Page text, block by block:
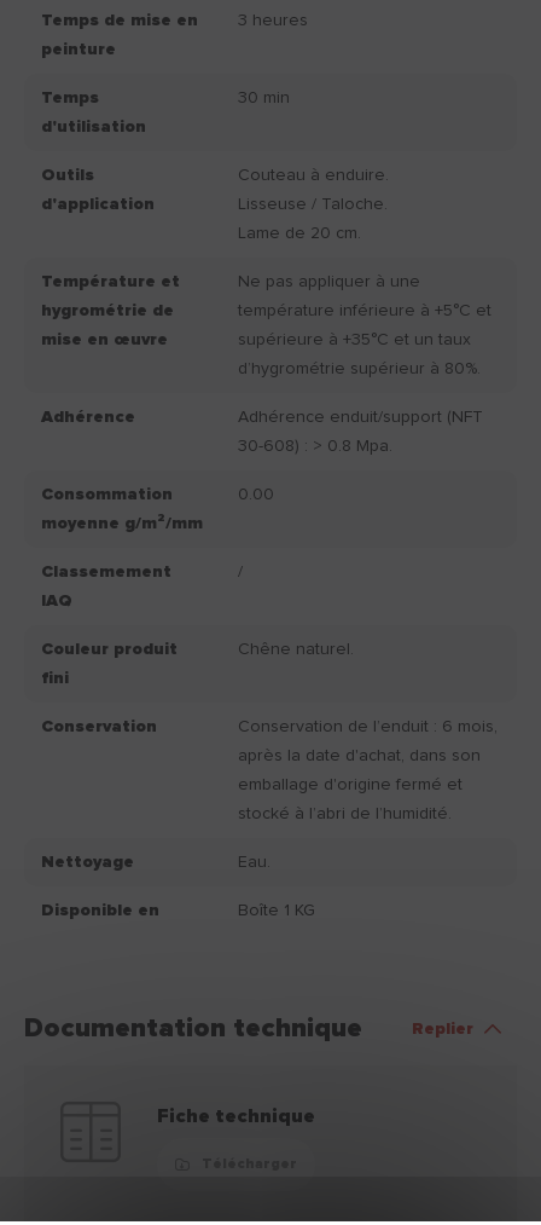
Temps de mise en
peinture
3 heures
Temps
d'utilisation
30 min
Outils
d'application
Couteau à enduire.
Lisseuse / Taloche.
Lame de 20 cm.
Température et
hygrométrie de
mise en œuvre
Ne pas appliquer à une
température inférieure à +5°C et
supérieure à +35°C et un taux
d’hygrométrie supérieur à 80%.
Adhérence
Adhérence enduit/support (NFT
30-608) : > 0.8 Mpa.
Consommation
moyenne g/m²/mm
0.00
Classemement
IAQ
/
Couleur produit
fini
Chêne naturel.
Conservation
Conservation de l’enduit : 6 mois,
après la date d'achat, dans son
emballage d'origine fermé et
stocké à l’abri de l’humidité.
Nettoyage Eau.
Disponible en Boîte 1 KG
Documentation technique Replier
Fiche technique